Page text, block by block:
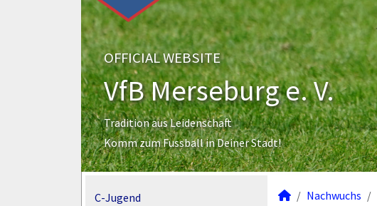
OFFICIAL WEBSITE
VfB Merseburg e. V.
Tradition aus Leidenschaft
Komm zum Fussball in Deiner Stadt!
C-Jugend
Nachwuchs